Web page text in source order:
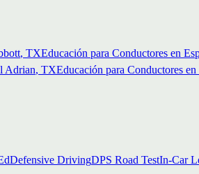
, TXEducación para Conductores en
Adrian, TXEducación para Conductores en
Defensive DrivingDPS Road TestIn-Car